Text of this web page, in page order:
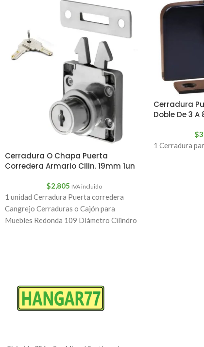
Cerradura O Chapa Puerta
Corredera Armario Cilin. 19mm 1un
$2,805 IVA incluido
1 unidad Cerradura Puerta corredera
Cangrejo Cerraduras o Cajón para
Muebles Redonda 109 Diámetro Cilindro
Cerradura
Doble De 3 A
$
1 Cerradura